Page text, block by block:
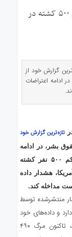
گزارش شبکه ای‌بی‌سی استرالیا؛ دست‌کم ۵۰۰ کشته در
گزارش خود از
ادامه اعتراضات
تازه‌ترین گزارش خود
بشر، در ادامه
اعتراضات سراسری علیه حکومت ایران، دست‌کم ۵۰۰ نفر کشته
هشدار داده
مداخله کند.
منتشرشده توسط
و داده‌های خود
را از فعالان داخل و خارج ایران جمع‌آوری می‌کند، تاکنون مرگ ۴۹۰